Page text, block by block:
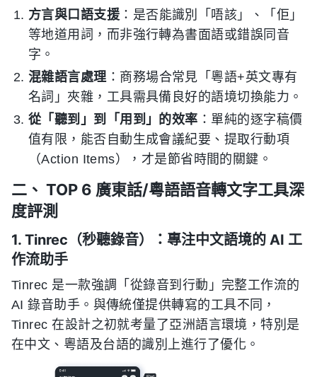
方言與口語支援 ：是否能識別「唔該」、「佢」
等地道用詞，而非強行轉為書面語或錯誤同音
字。
混雜語言處理：商務場合常見「粵語+英文專有
名詞」夾雜，工具需具備良好的語境切換能力。
從「聽到」到「用到」的效率 ：單純的逐字稿價
值有限，能否自動生成會議紀要、提取行動項
（Action Items），才是節省時間的關鍵。
二、 TOP 6 廣東話/粵語語音轉文字工具深
度評測
1. Tinrec（秒聽錄音）：專注中文語境的 AI 工
作流助手
Tinrec 是一款強調「從錄音到行動」完整工作流的
AI 錄音助手。與傳統僅提供轉寫的工具不同，
Tinrec 在設計之初就考量了亞洲語言環境，特別是
在中文、粵語及台語的識別上進行了優化。